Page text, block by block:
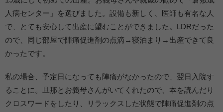
人病センター」を選びました。設備も新しく、医師も有名な人
で、とても安心して出産に望むことができました。LDRだった
ので、同じ部屋で陣痛促進剤の点滴→寝泊まり→出産できて良
かったです。
私の場合、予定日になっても陣痛がなかったので、翌日入院す
ることに。旦那とお義母さんがいてくれたので、本を読んだり
クロスワードをしたり、リラックスした状態で陣痛促進剤の点